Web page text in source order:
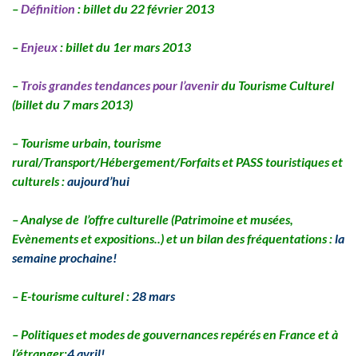
–Définition : billet du 22 février 2013
–Enjeux: billet du 1er mars 2013
– Trois grandes tendances pour l’avenirdu Tourisme Culturel
(billet du 7 mars 2013)
– Tourisme urbain, tourisme
rural/Transport/Hébergement/Forfaits et PASS touristiques et
culturels :aujourd’hui
– Analyse de l’offre culturelle (Patrimoine et musées,
Evènements et expositions..) et un bilan des fréquentations :la
semaine prochaine!
– E-tourisme culturel :28 mars
– Politiques et modes de gouvernances repérés en France et à